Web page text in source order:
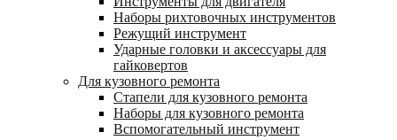
Наборы рихтовочных инструментов
Режущий инструмент
Ударные головки и аксессуары для
гайковертов
Для кузовного ремонта
Стапели для кузовного ремонта
Наборы для кузовного ремонта
Вспомогательный инструмент